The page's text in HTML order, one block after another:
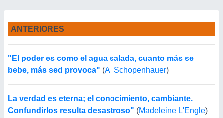
ANTERIORES
"El poder es como el agua salada, cuanto más se
bebe, más sed provoca" (A. Schopenhauer)
La verdad es eterna; el conocimiento, cambiante.
Confundirlos resulta desastroso" (Madeleine L'Engle)